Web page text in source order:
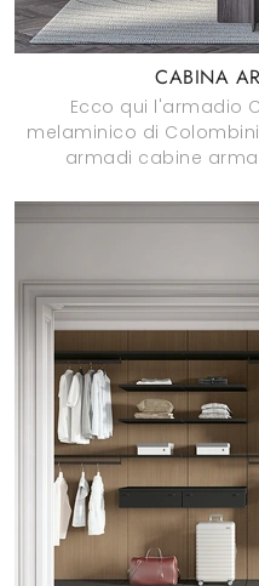
CABINA
Ecco qui l'armadio
melaminico di
armadi cabine